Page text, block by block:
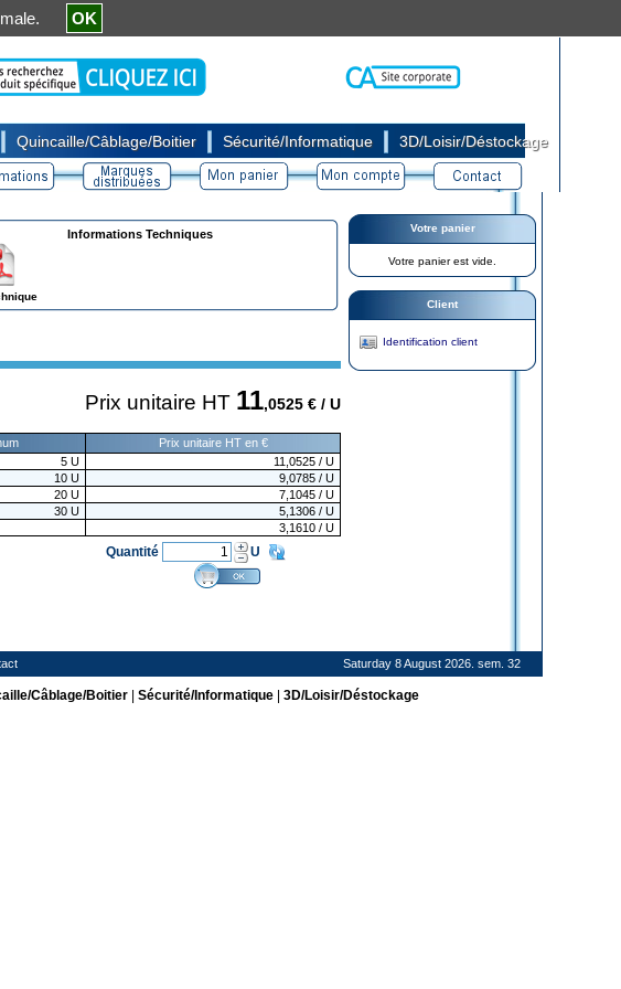
Quincaille/Câblage/Boitier Sécurité/Informatique 3D/Loisir/Déstockage
Informations Techniques
Prix unitaire HT 11,0525 € / U
Prix unitaire HT en €
5 U 11,0525 / U
10 U 9,0785 / U
20 U 7,1045 / U
30 U 5,1306 / U
3,1610 / U
Quantité U
Votre panier
Votre panier est vide.
Client
Identification client
Saturday 8 August 2026. sem. 32
Câblage/Boitier| Sécurité/Informatique| 3D/Loisir/Déstockage
OK